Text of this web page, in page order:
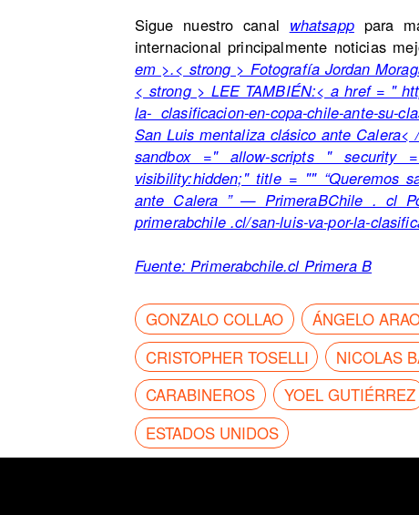
Sigue nuestro canal whatsapppara
internacional principalmente noticias
em >.< strong > Fotografía Jordan
< strong > LEE TAMBIÉN:< a href = "
la- clasificacion-en-copa-chile-ante-su-
San Luis mentaliza clásico ante
sandbox =" allow-scripts " security
visibility:hidden;" title = "" “Queremos
ante Calera ” — PrimeraBChile . cl
primerabchile .cl/san-luis-va-por-la-
Fuente:Primerabchile.cl Primera B
GONZALO COLLAO ÁNGELO
CRISTOPHER TOSELLI
NICOLAS
CARABINEROS
YOEL GUTIÉRREZ
ESTADOS UNIDOS